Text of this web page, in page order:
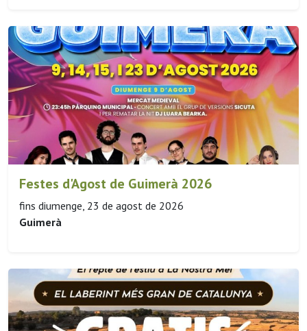
Festes d'Agost de Guimerà 2026
fins diumenge, 23 de agost de 2026
Guimerà